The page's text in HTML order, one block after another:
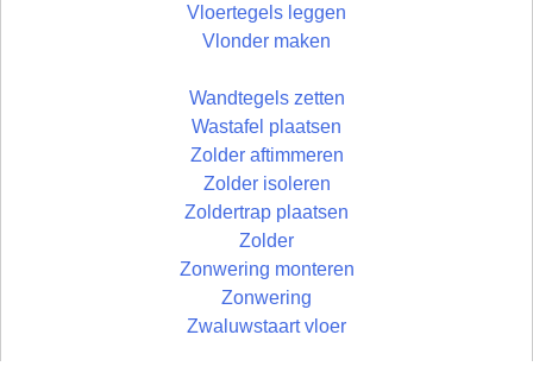
Vloertegels leggen
Vlonder maken
Wandtegels zetten
Wastafel plaatsen
Zolder aftimmeren
Zolder isoleren
Zoldertrap plaatsen
Zolder
Zonwering monteren
Zonwering
Zwaluwstaart vloer